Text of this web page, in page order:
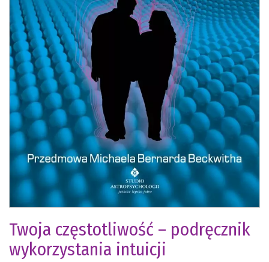
Twoja częstotliwość – podręcznik
wykorzystania intuicji